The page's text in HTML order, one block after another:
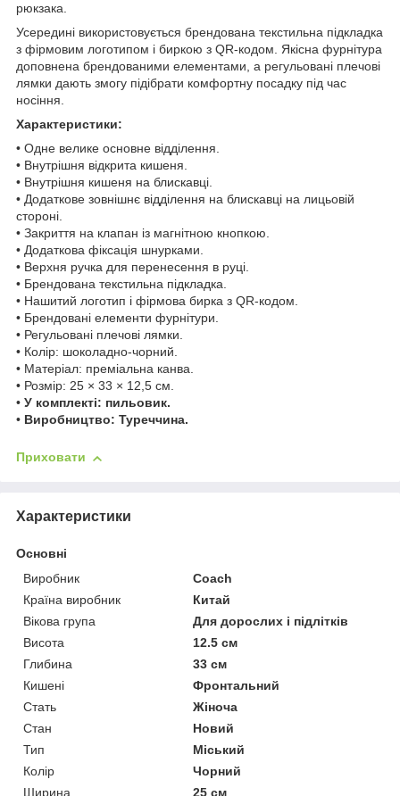
рюкзака.
Усередині використовується брендована текстильна підкладка
з фірмовим логотипом і биркою з QR-кодом. Якісна фурнітура
доповнена брендованими елементами, а регульовані плечові
лямки дають змогу підібрати комфортну посадку під час
носіння.
Характеристики:
• Одне велике основне відділення.
• Внутрішня відкрита кишеня.
• Внутрішня кишеня на блискавці.
• Додаткове зовнішнє відділення на блискавці на лицьовій
стороні.
• Закриття на клапан із магнітною кнопкою.
• Додаткова фіксація шнурками.
• Верхня ручка для перенесення в руці.
• Брендована текстильна підкладка.
• Нашитий логотип і фірмова бирка з QR-кодом.
• Брендовані елементи фурнітури.
• Регульовані плечові лямки.
• Колір: шоколадно-чорний.
• Матеріал: преміальна канва.
• Розмір: 25 × 33 × 12,5 см.
• У комплекті: пильовик.
• Виробництво: Туреччина.
Приховати
Характеристики
Основні
Виробник
Coach
Країна виробник
Китай
Вікова група
Для дорослих і підлітків
Висота
12.5 см
Глибина
33 см
Кишені
Фронтальний
Стать
Жіноча
Стан
Новий
Тип
Міський
Колір
Чорний
Ширина
25 см